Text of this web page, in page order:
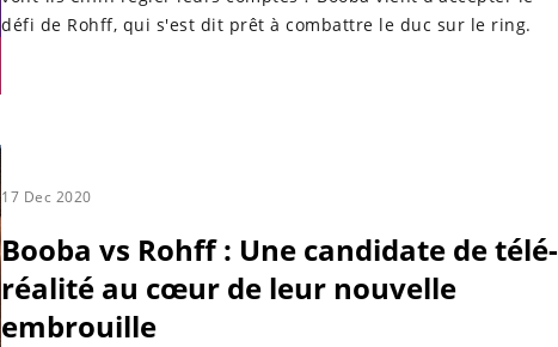
défi de Rohff, qui s'est dit prêt à combattre le duc sur le ring.
17 Dec 2020
Booba vs Rohff : Une candidate de télé-
réalité au cœur de leur nouvelle
embrouille